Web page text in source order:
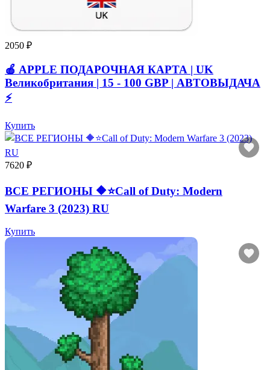
2050 ₽
🍎 APPLE ПОДАРОЧНАЯ КАРТА | UK
Великобритания | 15 - 100 GBP | АВТОВЫДАЧА
⚡️
Купить
7620 ₽
ВСЕ РЕГИОНЫ 🔶⭐Call of Duty: Modern
Warfare 3 (2023) RU
Купить